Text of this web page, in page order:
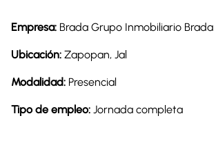
Empresa: Brada Grupo Inmobiliario Brada
Ubicación: Zapopan, Jal
Modalidad: Presencial
Tipo de empleo: Jornada completa